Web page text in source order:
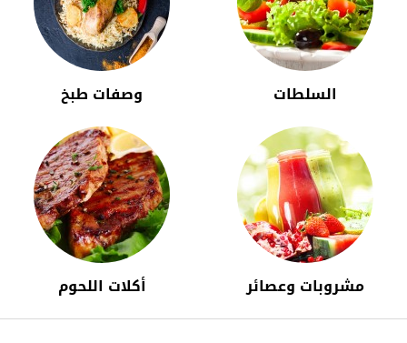
السلطات وصفات طبخ
مشروبات وعصائر أكلات اللحوم